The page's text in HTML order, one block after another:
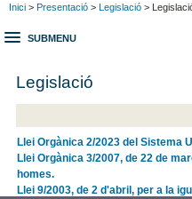
Inici > Presentació > Legislació >
SUBMENU
Legislació
Llei Orgànica 2/2023 del Sistema
Llei Orgànica 3/2007, de 22 de
homes.
Llei 9/2003, de 2 d'abril, per a la